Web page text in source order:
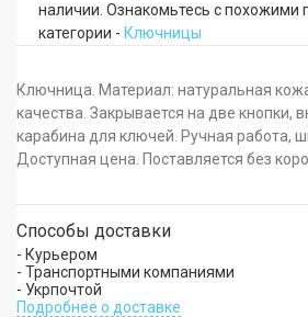
наличии. Ознакомьтесь с похожими
категории - Ключницы
Ключница. Материал: натуральная
качества. Закрывается на две кнопки,
карабина для ключей. Ручная работа,
Доступная цена. Поставляется без
Способы доставки
- Курьером
- Транспортными компаниями
- Укрпочтой
Подробнее о доставке